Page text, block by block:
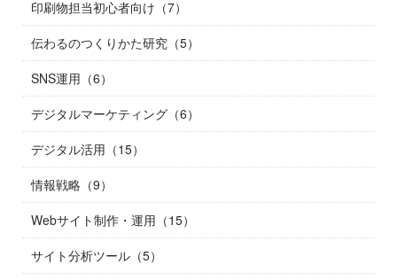
印刷物担当初心者向け（7）
伝わるのつくりかた研究（5）
SNS運用（6）
デジタルマーケティング（6）
デジタル活用（15）
情報戦略（9）
Webサイト制作・運用（15）
サイト分析ツール（5）